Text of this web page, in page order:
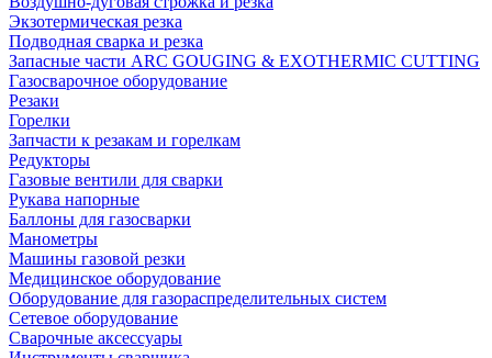
Экзотермическая резка
Подводная сварка и резка
Запасные части ARC GOUGING & EXOTHERMIC CUTTING
Газосварочное оборудование
Резаки
Горелки
Запчасти к резакам и горелкам
Редукторы
Газовые вентили для сварки
Рукава напорные
Баллоны для газосварки
Манометры
Машины газовой резки
Медицинское оборудование
Оборудование для газораспределительных систем
Сетевое оборудование
Сварочные аксессуары